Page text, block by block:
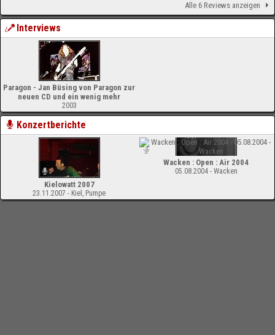
Alle 6 Reviews anzeigen
Interviews
Paragon - Jan Büsing von Paragon zur
neuen CD und ein wenig mehr
2003
Konzertberichte
Kielowatt 2007
23.11.2007 - Kiel, Pumpe
Wacken : Open : Air 2004
05.08.2004 - Wacken